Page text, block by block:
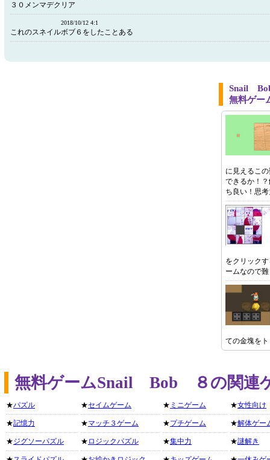
３０メンマデクリア
2018/10/12 4:1
これのスネイルボブ６をしたことある
Snail
無料ゲー
に見えるこ
できるか！
ち良い！思
をクリック
ームなので
ての金塊を
無料ゲームSnail Bob ８の関連
★パズル
★記憶力
★ジグソーパズル
★セイムゲーム
★マッチ３ゲーム
★ ロジックパズル
★ ミニゲーム
★プチゲーム
★集中力
★女性向け
★解体ゲー
★謎解き